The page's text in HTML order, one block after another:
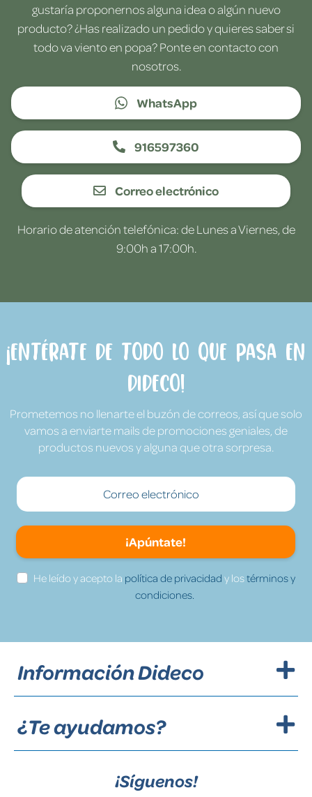
gustaría proponernos alguna idea o algún nuevo
producto? ¿Has realizado un pedido y quieres saber si
todo va viento en popa? Ponte en contacto con
nosotros.
WhatsApp
916597360
Correo electrónico
Horario de atención telefónica: de Lunes a Viernes, de
9:00h a 17:00h.
¡Entérate de todo lo que pasa en
Dideco!
Prometemos no llenarte el buzón de correos, así que solo
vamos a enviarte mails de promociones geniales, de
productos nuevos y alguna que otra sorpresa.
¡Apúntate!
He leído y acepto la política de privacidad y lostérminos y
condiciones.
Información Dideco
¿Te ayudamos?
¡Síguenos!